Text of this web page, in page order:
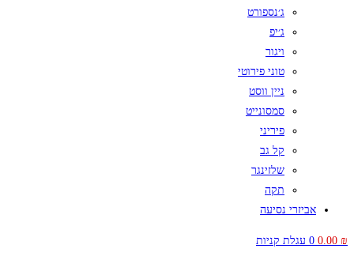
ג׳נספורט
ג׳יפ
ויגור
טוני פירוטי
ניין ווסט
סמסונייט
פיריני
קל גב
שלזינגר
תקה
אביזרי נסיעה
0.00 ₪
0 עגלת קניות